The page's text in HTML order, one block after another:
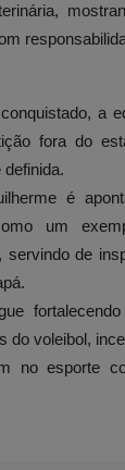
a
fora do
é
um
de
do voleibol,
no esporte